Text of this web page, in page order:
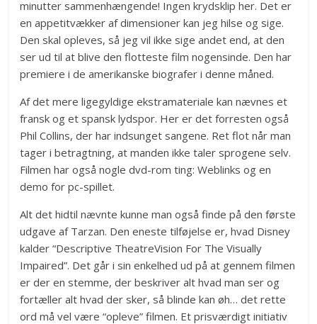
minutter sammenhængende! Ingen krydsklip her. Det er
en appetitvækker af dimensioner kan jeg hilse og sige.
Den skal opleves, så jeg vil ikke sige andet end, at den
ser ud til at blive den flotteste film nogensinde. Den har
premiere i de amerikanske biografer i denne måned.
Af det mere ligegyldige ekstramateriale kan nævnes et
fransk og et spansk lydspor. Her er det forresten også
Phil Collins, der har indsunget sangene. Ret flot når man
tager i betragtning, at manden ikke taler sprogene selv.
Filmen har også nogle dvd-rom ting: Weblinks og en
demo for pc-spillet.
Alt det hidtil nævnte kunne man også finde på den første
udgave af Tarzan. Den eneste tilføjelse er, hvad Disney
kalder “Descriptive TheatreVision For The Visually
Impaired”. Det går i sin enkelhed ud på at gennem filmen
er der en stemme, der beskriver alt hvad man ser og
fortæller alt hvad der sker, så blinde kan øh… det rette
ord må vel være “opleve” filmen. Et prisværdigt initiativ